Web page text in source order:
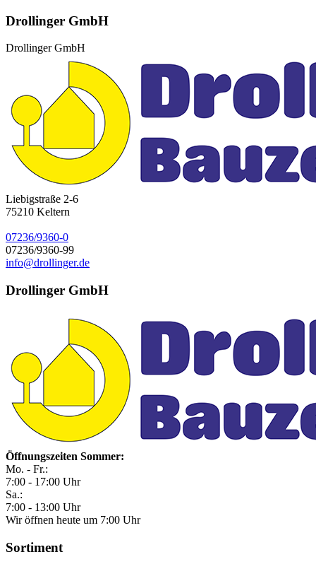
Drollinger GmbH
Drollinger GmbH
Liebigstraße 2-6
75210 Keltern
07236/9360-0
07236/9360-99
info@drollinger.de
Drollinger GmbH
Öffnungszeiten Sommer:
Mo. - Fr.:
7:00 - 17:00 Uhr
Sa.:
7:00 - 13:00 Uhr
Wir öffnen heute um 7:00 Uhr
Sortiment